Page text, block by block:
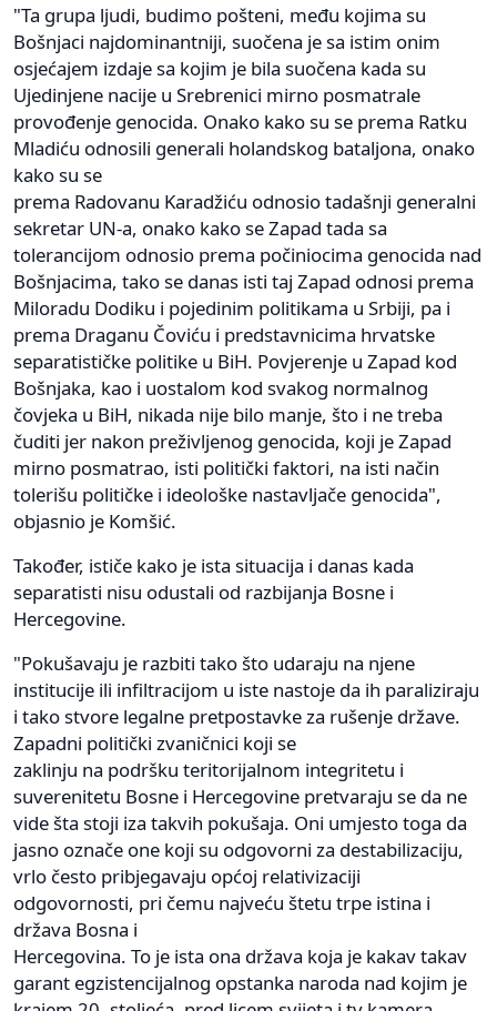
"Ta grupa ljudi, budimo pošteni, među kojima su
Bošnjaci najdominantniji, suočena je sa istim onim
osjećajem izdaje sa kojim je bila suočena kada su
Ujedinjene nacije u Srebrenici mirno posmatrale
provođenje genocida. Onako kako su se prema Ratku
Mladiću odnosili generali holandskog bataljona, onako
kako su se
prema Radovanu Karadžiću odnosio tadašnji generalni
sekretar UN-a, onako kako se Zapad tada sa
tolerancijom odnosio prema počiniocima genocida nad
Bošnjacima, tako se danas isti taj Zapad odnosi prema
Miloradu Dodiku i pojedinim politikama u Srbiji, pa i
prema Draganu Čoviću i predstavnicima hrvatske
separatističke politike u BiH. Povjerenje u Zapad kod
Bošnjaka, kao i uostalom kod svakog normalnog
čovjeka u BiH, nikada nije bilo manje, što i ne treba
čuditi jer nakon preživljenog genocida, koji je Zapad
mirno posmatrao, isti politički faktori, na isti način
tolerišu političke i ideološke nastavljače genocida",
objasnio je Komšić.
Također, ističe kako je ista situacija i danas kada
separatisti nisu odustali od razbijanja Bosne i
Hercegovine.
"Pokušavaju je razbiti tako što udaraju na njene
institucije ili infiltracijom u iste nastoje da ih paraliziraju
i tako stvore legalne pretpostavke za rušenje države.
Zapadni politički zvaničnici koji se
zaklinju na podršku teritorijalnom integritetu i
suverenitetu Bosne i Hercegovine pretvaraju se da ne
vide šta stoji iza takvih pokušaja. Oni umjesto toga da
jasno označe one koji su odgovorni za destabilizaciju,
vrlo često pribjegavaju općoj relativizaciji
odgovornosti, pri čemu najveću štetu trpe istina i
država Bosna i
Hercegovina. To je ista ona država koja je kakav takav
garant egzistencijalnog opstanka naroda nad kojim je